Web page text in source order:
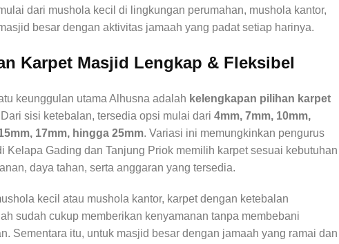
dari mushola kecil di lingkungan perumahan, mushola kantor,
besar dengan aktivitas jamaah yang padat setiap harinya.
Karpet Masjid Lengkap & Fleksibel
keunggulan utama Alhusna adalah kelengkapan pilihan karpet
Dari sisi ketebalan, tersedia opsi mulai dari 4mm, 7mm, 10mm,
17mm, hingga 25mm. Variasi ini memungkinkan pengurus
Kelapa Gading dan Tanjung Priok memilih karpet sesuai kebutuhan
daya tahan, serta anggaran yang tersedia.
kecil atau mushola kantor, karpet dengan ketebalan
sudah cukup memberikan kenyamanan tanpa membebani
Sementara itu, untuk masjid besar dengan jamaah yang ramai dan